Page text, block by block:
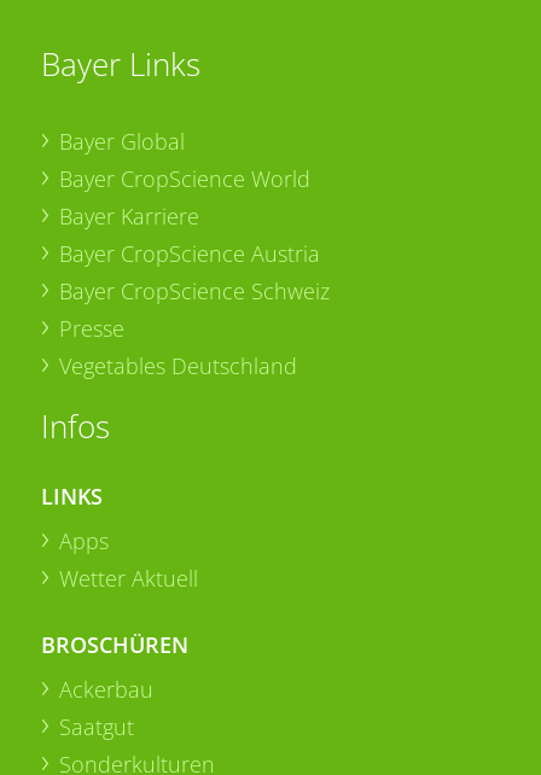
Bayer Links
Bayer Global
Bayer CropScience World
Bayer Karriere
Bayer CropScience Austria
Bayer CropScience Schweiz
Presse
Vegetables Deutschland
Infos
LINKS
Apps
Wetter Aktuell
BROSCHÜREN
Ackerbau
Saatgut
Sonderkulturen